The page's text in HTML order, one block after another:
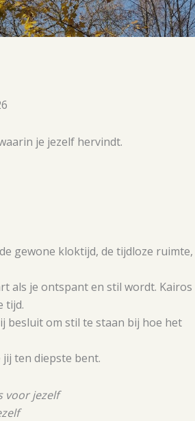
je jezelf hervindt.
gewone kloktijd, de tijdloze ruimte,
als je ontspant en stil wordt. Kairos
tijd.
besluit om stil te staan bij hoe het
ten diepste bent.
voor jezelf